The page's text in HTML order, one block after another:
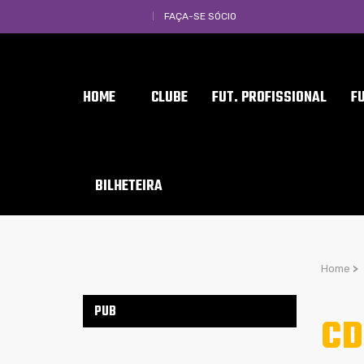
FAÇA-SE SÓCIO
HOME CLUBE FUT. PROFISSIONAL
BILHETEIRA
Home >
PUB